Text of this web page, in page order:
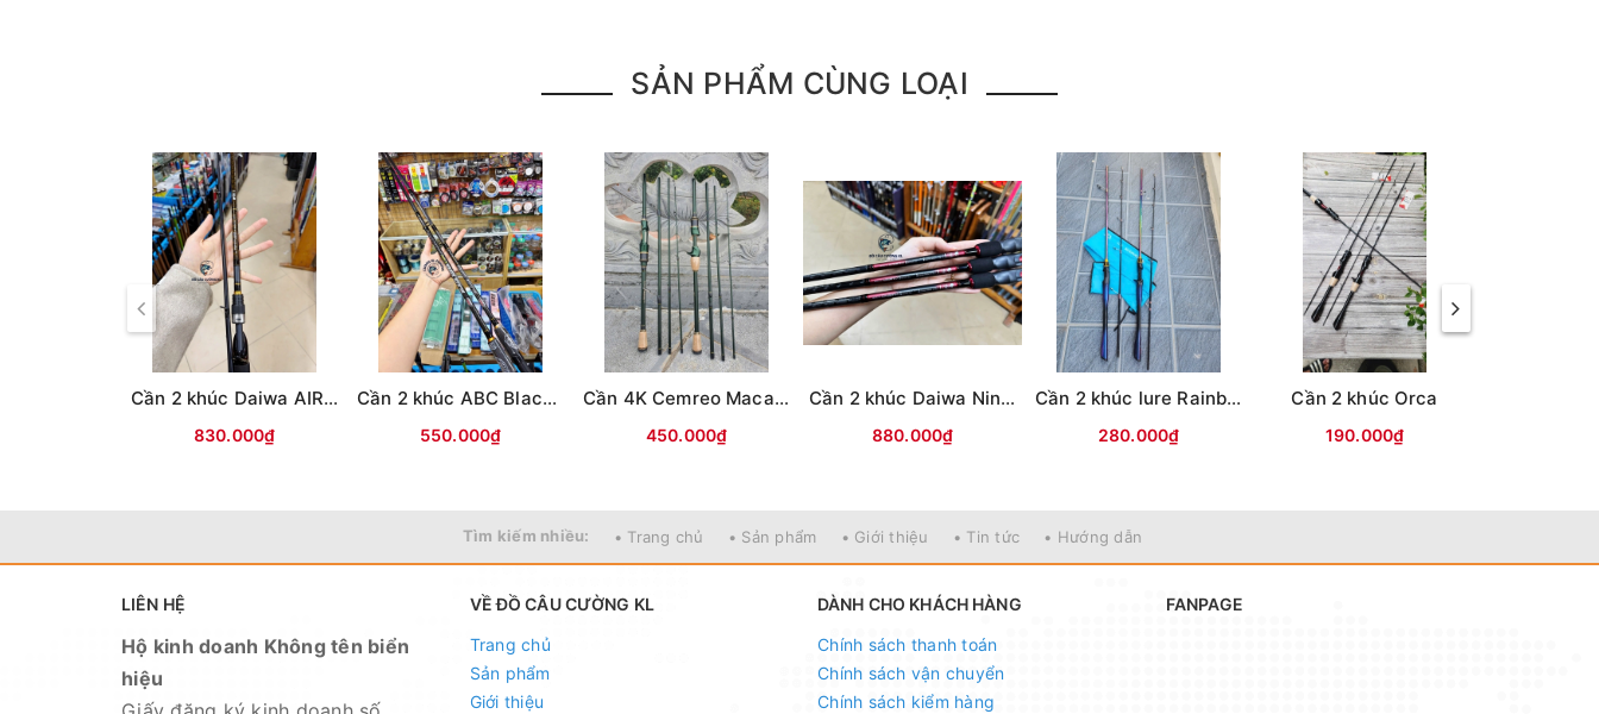
SẢN PHẨM CÙNG LOẠI
Cần 2 khúc Daiwa AIRX(Vân chéo nâu)
830.000₫
Cần 2 khúc ABC Black River
550.000₫
Cần 4K Cemreo Macans
450.000₫
Cần 2 khúc Daiwa Ninja (Đen đỏ)
880.000₫
Cần 2 khúc lure Rainbow
280.000₫
Cần 2 khúc Orca
190.000₫
Tìm kiếm nhiều: • Trang chủ • Sản phẩm • Giới thiệu • Tin tức • Hướng dẫn
LIÊN HỆ
Hộ kinh doanh Không tên biển
hiệu
VỀ ĐỒ CÂU CƯỜNG KL
Trang chủ
Sản phẩm
Giới thiệu
DÀNH CHO KHÁCH HÀNG
Chính sách thanh toán
Chính sách vận chuyển
Chính sách kiểm hàng
FANPAGE